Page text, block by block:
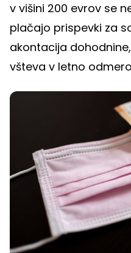
v višini 200 evrov se
plačajo prispevki za
akontacija
všteva v letno